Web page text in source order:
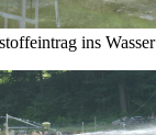
ins Wasser